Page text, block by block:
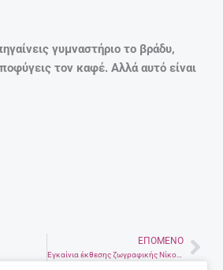
γυμναστήριο το βράδυ,
τον καφέ. Αλλά αυτό είναι
ΕΠΌΜΕΝΟ
Εγκαίνια έκθεσης ζωγραφικής Νίκου Βισκαδουράκη στο Ρέθυμνο